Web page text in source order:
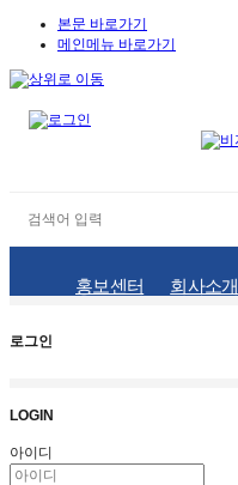
본문 바로가기
메인메뉴 바로가기
홍보센터 회사소개
로그인
LOGIN
아이디